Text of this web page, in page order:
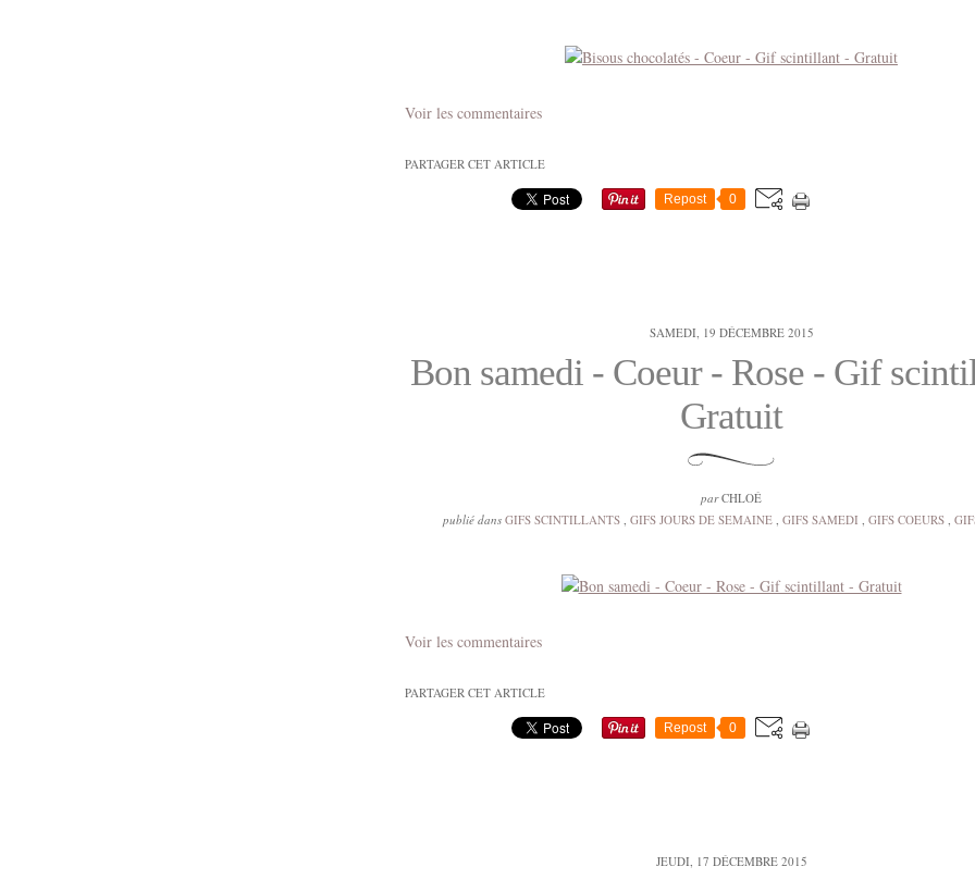
Voir les commentaires
PARTAGER CET ARTICLE
Repost 0
SAMEDI, 19 DÉCEMBRE 2015
Bon samedi - Coeur - Rose - Gif
Gratuit
parCHLOÉ
publié dans GIFS SCINTILLANTS, GIFS JOURS DE SEMAINE, GIFS SAMEDI , GIFS COEURS,
Voir les commentaires
PARTAGER CET ARTICLE
Repost 0
JEUDI, 17 DÉCEMBRE 2015